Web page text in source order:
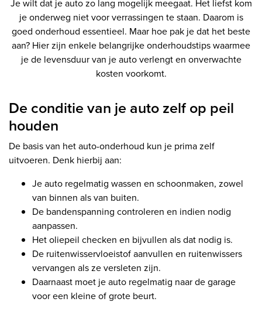
Je wilt dat je auto zo lang mogelijk meegaat. Het liefst kom
je onderweg niet voor verrassingen te staan. Daarom is
goed onderhoud essentieel. Maar hoe pak je dat het beste
aan? Hier zijn enkele belangrijke onderhoudstips waarmee
je de levensduur van je auto verlengt en onverwachte
kosten voorkomt.
De conditie van je auto zelf op peil
houden
De basis van het auto-onderhoud kun je prima zelf
uitvoeren. Denk hierbij aan:
Je auto regelmatig wassen en schoonmaken, zowel
van binnen als van buiten.
De bandenspanning controleren en indien nodig
aanpassen.
Het oliepeil checken en bijvullen als dat nodig is.
De ruitenwisservloeistof aanvullen en ruitenwissers
vervangen als ze versleten zijn.
Daarnaast moet je auto regelmatig naar de garage
voor een kleine of grote beurt.